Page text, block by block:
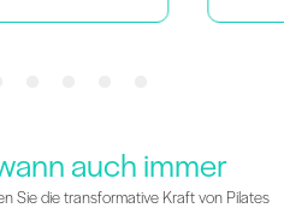
auch immer
Sie die transformative Kraft von Pilates